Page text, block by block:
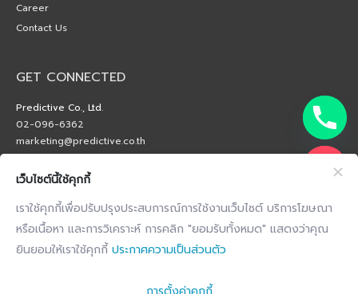
Career
Contact Us
GET CONNECTED
Predictive Co., Ltd.
02-096-6362
marketing@predictive.co.th
เว็บไซต์นี้ใช้คุกกี้
เราใช้คุกกี้เพื่อปรับปรุงประสบการณ์การใช้งานเว็บไซต์ บริการโฆษณา
หรือเนื้อหา และการวิเคราะห์ การคลิก "ยอมรับทั้งหมด" แสดงว่าคุณ
ยินยอมให้เราใช้คุกกี้ ประกาศความเป็นส่วนตัว